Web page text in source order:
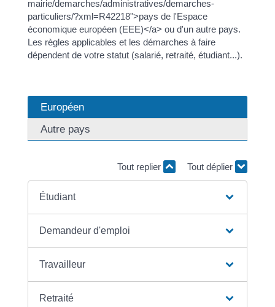
mairie/demarches/administratives/demarches-
particuliers/?xml=R42218">pays de l'Espace
économique européen (EEE)</a> ou d'un autre pays.
Les règles applicables et les démarches à faire
dépendent de votre statut (salarié, retraité, étudiant...).
Européen
Autre pays
Tout replier Tout déplier
Étudiant
Demandeur d'emploi
Travailleur
Retraité